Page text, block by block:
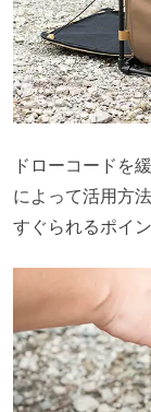
ドローコードを
によって活用方
すぐられるポイン